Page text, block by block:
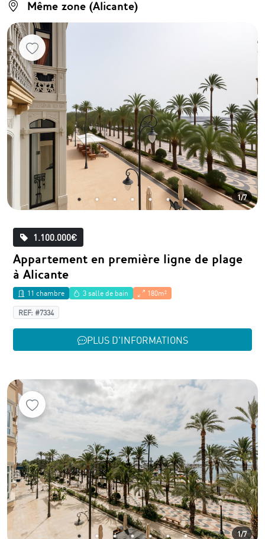
Même zone (Alicante)
1/7
1.100.000€
Appartement en première ligne de plage
à Alicante
11 chambre 3 salle de bain
180m²
REF: #7334
PLUS D'INFORMATIONS
1/7